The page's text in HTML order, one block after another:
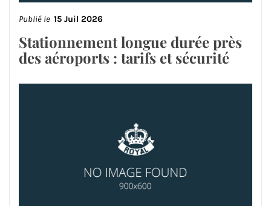
Publié le 15 Juil 2026
Stationnement longue durée près
des aéroports : tarifs et sécurité